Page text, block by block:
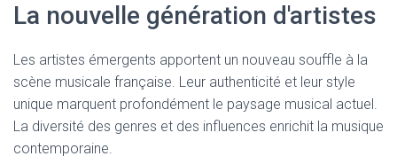
La nouvelle génération d'artistes
Les artistes émergents apportent un nouveau souffle à la
scène musicale française. Leur authenticité et leur style
unique marquent profondément le paysage musical actuel.
La diversité des genres et des influences enrichit la musique
contemporaine.